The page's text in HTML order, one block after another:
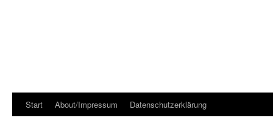
Start About/Impressum Datenschutzerklärung